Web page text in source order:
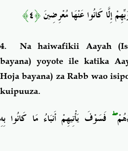
إِلَّا كَانُوا عَنْهَا مُعْرِضِينَ﴿٤﴾
4. Na haiwafikii Aayah
bayana) yoyote ile katika
Hoja bayana) za Rabb wao
kuipuuza.
ۖ فَسَوْفَ يَأْتِيهِمْ أَنبَاءُ مَا كَانُوا بِهِ